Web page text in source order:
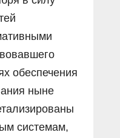
обеспечения
ныне
системам,